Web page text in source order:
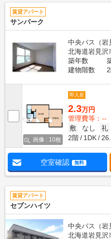
賃貸アパート
サンパーク
中央バス（岩
北海道岩見沢
築年数
建物階数
画像 : 10枚
即入居
2.3万円
管理費等：--
敷
なし 礼
2階
1DK
空室確認 無料
賃貸アパート
セブンハイツ
中央バス（岩
北海道岩見沢